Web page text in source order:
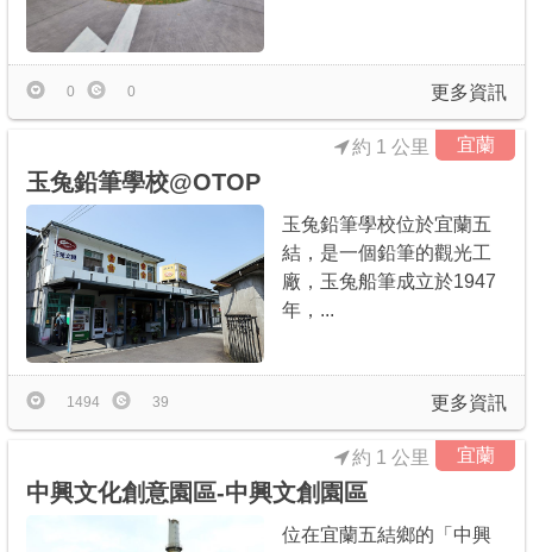
更多資訊
0 0
宜蘭
玉兔鉛筆學校@OTOP
約 1 公里
玉兔鉛筆學校位於宜蘭五
結，是一個鉛筆的觀光工
廠，玉兔船筆成立於1947
年，...
更多資訊
1494 39
宜蘭
中興文化創意園區-中興文創園區
約 1 公里
位在宜蘭五結鄉的「中興